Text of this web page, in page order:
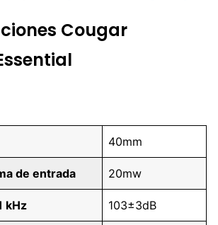
Cougar
40mm
de entrada 20mw
kHz 103±3dB